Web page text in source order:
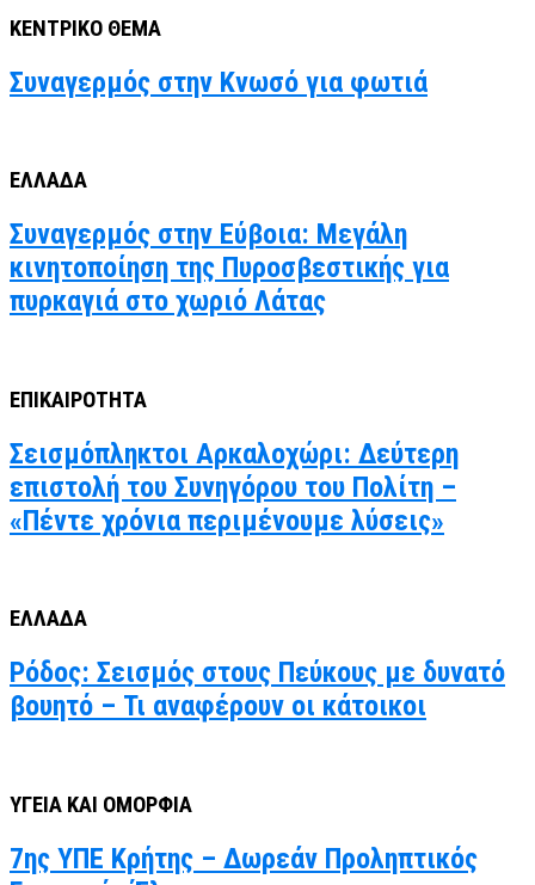
ΚΕΝΤΡΙΚΟ ΘΕΜΑ
Συναγερμός στην Κνωσό για φωτιά
ΕΛΛΑΔΑ
Συναγερμός στην Εύβοια: Μεγάλη
κινητοποίηση της Πυροσβεστικής για
πυρκαγιά στο χωριό Λάτας
ΕΠΙΚΑΙΡΟΤΗΤΑ
Σεισμόπληκτοι Αρκαλοχώρι: Δεύτερη
επιστολή του Συνηγόρου του Πολίτη –
«Πέντε χρόνια περιμένουμε λύσεις»
ΕΛΛΑΔΑ
Ρόδος: Σεισμός στους Πεύκους με δυνατό
βουητό – Τι αναφέρουν οι κάτοικοι
ΥΓΕΙΑ ΚΑΙ ΟΜΟΡΦΙΑ
7ης ΥΠΕ Κρήτης – Δωρεάν Προληπτικός